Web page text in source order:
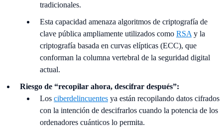
tradicionales.
Esta capacidad amenaza algoritmos de criptografía de
clave pública ampliamente utilizados como RSA y la
criptografía basada en curvas elípticas (ECC), que
conforman la columna vertebral de la seguridad digital
actual.
Riesgo de “recopilar ahora, descifrar después”:
Los ciberdelincuentes ya están recopilando datos cifrados
con la intención de descifrarlos cuando la potencia de los
ordenadores cuánticos lo permita.